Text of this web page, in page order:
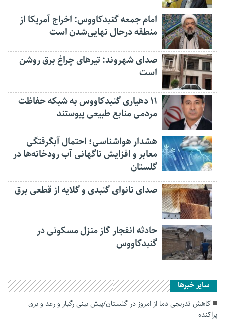
امام جمعه گنبدکاووس: اخراج آمریکا از
منطقه درحال نهایی‌شدن است
صدای شهروند: تیرهای چراغ برق روشن
است
۱۱ دهیاری گنبدکاووس به شبکه حفاظت
مردمی منابع طبیعی پیوستند
هشدار هواشناسی؛ احتمال آبگرفتگی
معابر و افزایش ناگهانی آب رودخانه‌ها در
گلستان
صدای نانوای گنبدی و گلایه از قطعی برق
حادثه انفجار گاز منزل مسکونی در
گنبدکاووس
سایر خبرها
کاهش تدریجی دما از امروز در گلستان/پیش بینی رگبار و رعد و برق
پراکنده